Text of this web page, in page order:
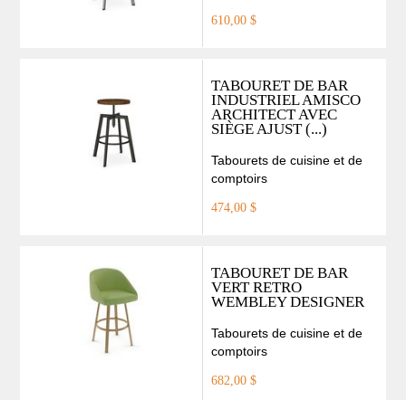
610,00 $
TABOURET DE BAR
INDUSTRIEL AMISCO
ARCHITECT AVEC
SIÈGE AJUST (...)
Tabourets de cuisine et de
comptoirs
474,00 $
TABOURET DE BAR
VERT RETRO
WEMBLEY DESIGNER
Tabourets de cuisine et de
comptoirs
682,00 $